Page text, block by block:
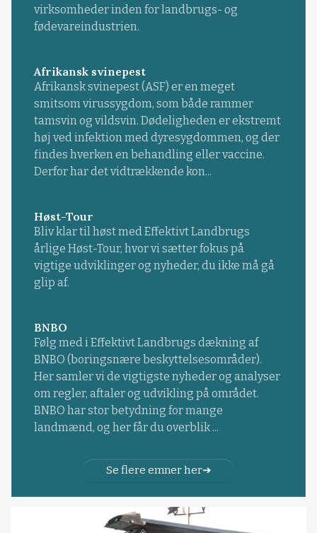
virksomheder inden for landbrugs- og
fødevareindustrien.
Afrikansk svinepest
Afrikansk svinepest (ASF) er en meget
smitsom virussygdom, som både rammer
tamsvin og vildsvin. Dødeligheden er ekstremt
høj ved infektion med dyresygdommen, og der
findes hverken en behandling eller vaccine.
Derfor har det vidtrækkende kon...
Høst-Tour
Bliv klar til høst med Effektivt Landbrugs
årlige Høst-Tour, hvor vi sætter fokus på
vigtige udviklinger og nyheder, du ikke må gå
glip af.
BNBO
Følg med i Effektivt Landbrugs dækning af
BNBO (boringsnære beskyttelsesområder).
Her samler vi de vigtigste nyheder og analyser
om regler, aftaler og udvikling på området.
BNBO har stor betydning for mange
landmænd, og her får du overblik ...
Se flere emner her